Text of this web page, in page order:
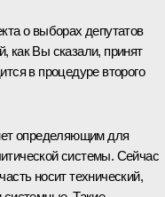
о выборах депутатов
как Вы сказали, принят
в процедуре второго
определяющим для
системы. Сейчас
носит технический,